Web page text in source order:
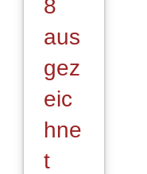
8
aus
gez
eic
hne
t